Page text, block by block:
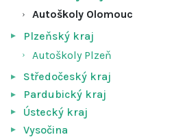
Autoškoly Olomouc
Plzeňský kraj
Autoškoly Plzeň
Středočeský kraj
Pardubický kraj
Ústecký kraj
Vysočina